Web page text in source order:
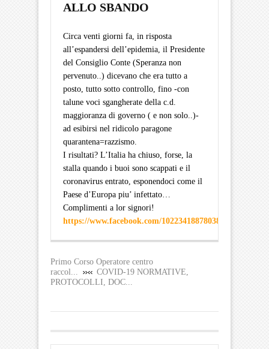
ALLO SBANDO
Circa venti giorni fa, in risposta
all’espandersi dell’epidemia, il Presidente
del Consiglio Conte (Speranza non
pervenuto..) dicevano che era tutto a
posto, tutto sotto controllo, fino -con
talune voci sgangherate della c.d.
maggioranza di governo ( e non solo..)-
ad esibirsi nel ridicolo paragone
quarantena=razzismo.
I risultati? L’Italia ha chiuso, forse, la
stalla quando i buoi sono scappati e il
coronavirus entrato, esponendoci come il
Paese d’Europa piu’ infettato…
Complimenti a lor signori!
https://www.facebook.com/1022341887803891/posts/
Primo Corso Operatore centro
raccol...
COVID-19 NORMATIVE,
PROTOCOLLI, DOC...